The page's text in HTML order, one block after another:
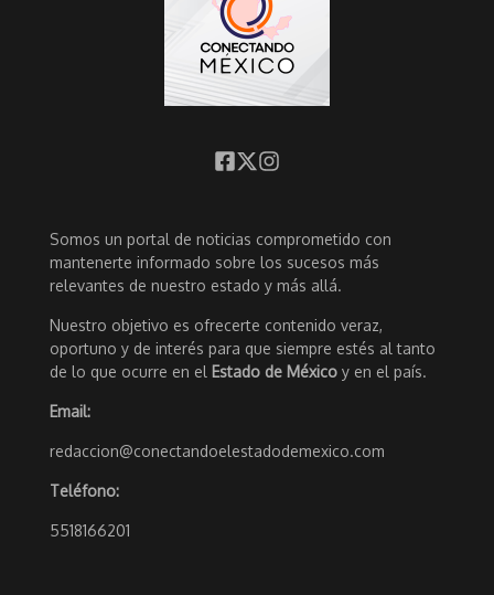
Somos un portal de noticias comprometido con
mantenerte informado sobre los sucesos más
relevantes de nuestro estado y más allá.
Nuestro objetivo es ofrecerte contenido veraz,
oportuno y de interés para que siempre estés al tanto
de lo que ocurre en el Estado de México y en el país.
Email:
redaccion@conectandoelestadodemexico.com
Teléfono:
5518166201